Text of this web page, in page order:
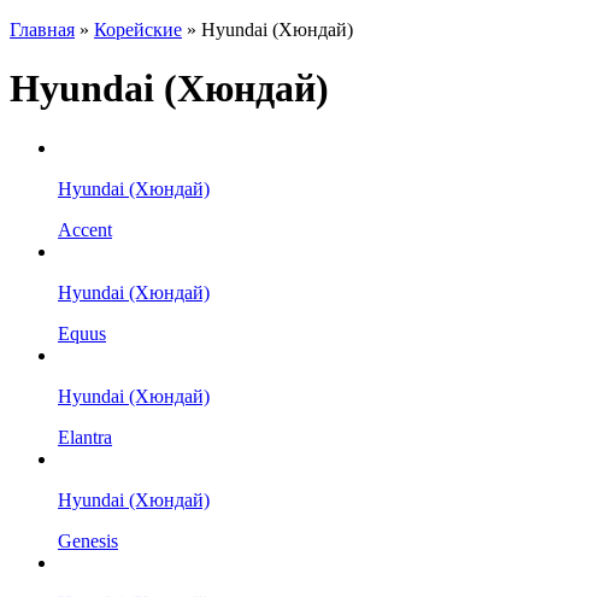
Главная » Корейские » Hyundai (Хюндай)
Hyundai (Хюндай)
Hyundai (Хюндай)
Accent
Hyundai (Хюндай)
Equus
Hyundai (Хюндай)
Elantra
Hyundai (Хюндай)
Genesis